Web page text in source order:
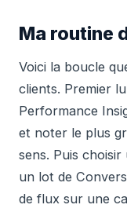
Ma routine
Voici la boucle
clients. Premier
Performance
et noter le plus
sens. Puis
un lot de
de flux sur une